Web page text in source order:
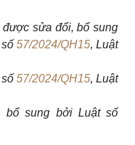
được sửa đổi, bổ sung
57/2024/QH15, Luật
57/2024/QH15, Luật
sung bởi Luật số